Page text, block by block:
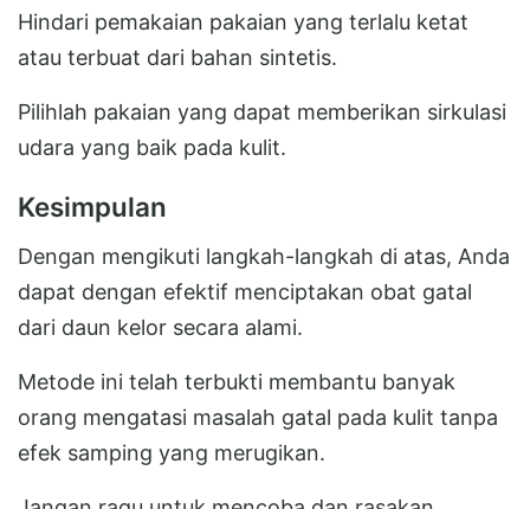
Hindari pemakaian pakaian yang terlalu ketat
atau terbuat dari bahan sintetis.
Pilihlah pakaian yang dapat memberikan sirkulasi
udara yang baik pada kulit.
Kesimpulan
Dengan mengikuti langkah-langkah di atas, Anda
dapat dengan efektif menciptakan obat gatal
dari daun kelor secara alami.
Metode ini telah terbukti membantu banyak
orang mengatasi masalah gatal pada kulit tanpa
efek samping yang merugikan.